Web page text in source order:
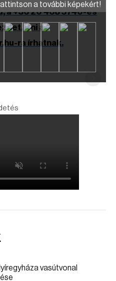
a +36 20 468 5740-es
Írni a
ra írhatnak.
a további képekért!